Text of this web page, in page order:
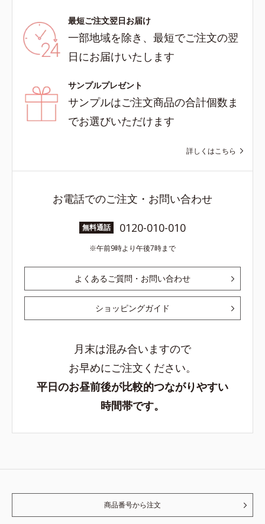
最短ご注文翌日お届け
一部地域を除き、最短でご注文の翌
日にお届けいたします
サンプルプレゼント
サンプルはご注文商品の合計個数ま
でお選びいただけます
詳しくはこちら
お電話でのご注文・お問い合わせ
無料通話 0120-010-010
午前9時より午後7時まで
よくあるご質問・お問い合わせ
ショッピングガイド
月末は混み合いますので
お早めにご注文ください。
平日のお昼前後が比較的つながりやすい
時間帯です。
商品番号から注文